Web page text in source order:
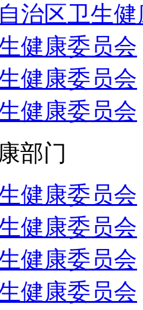
治区卫生
健康委员会
健康委员会
健康委员会
部门
健康委员会
健康委员会
健康委员会
健康委员会